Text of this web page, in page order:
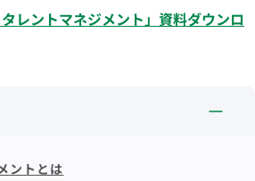
タレントマネジメント」資料ダウンロ
ントとは